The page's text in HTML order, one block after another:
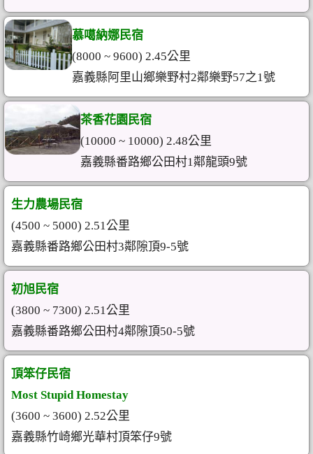
慕噶納娜民宿
(8000 ~ 9600) 2.45公里
嘉義縣阿里山鄉樂野村2鄰樂野57之1號
茶香花園民宿
(10000 ~ 10000) 2.48公里
嘉義縣番路鄉公田村1鄰龍頭9號
生力農場民宿
(4500 ~ 5000) 2.51公里
嘉義縣番路鄉公田村3鄰隙頂9-5號
初旭民宿
(3800 ~ 7300) 2.51公里
嘉義縣番路鄉公田村4鄰隙頂50-5號
頂笨仔民宿
Most Stupid Homestay
(3600 ~ 3600) 2.52公里
嘉義縣竹崎鄉光華村頂笨仔9號